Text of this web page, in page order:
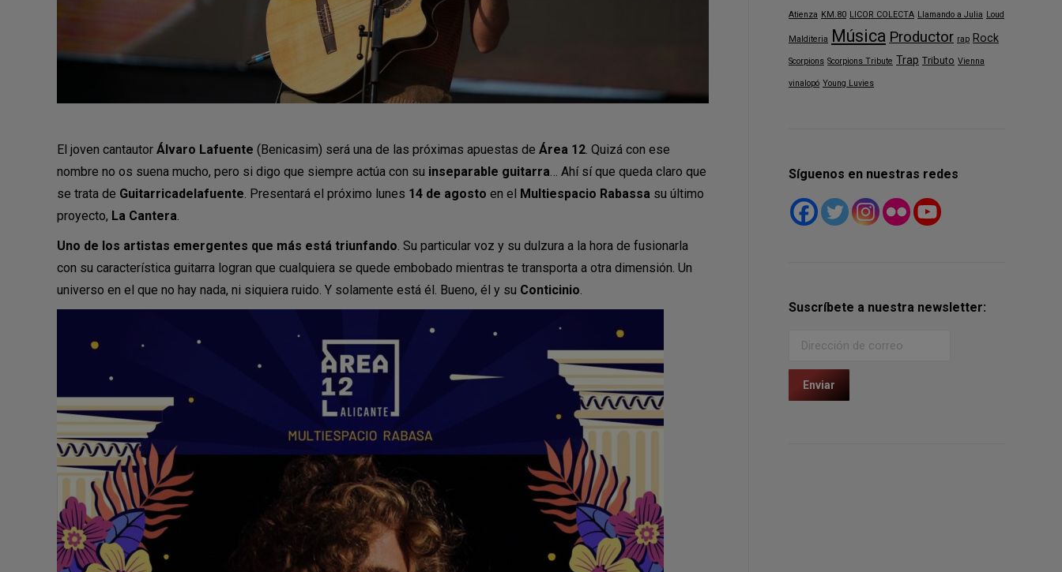
El joven cantautor Álvaro Lafuente (Benicasim) será una de las próximas apuestas de Área 12 . Quizá con ese
nombre no os suena mucho, pero si digo que siempre actúa con su inseparable guitarra … Ahí sí que queda claro que
se trata de Guitarricadelafuente . Presentará el próximo lunes 14 de agosto en el Multiespacio Rabassa su último
proyecto, La Cantera
Uno de los artistas emergentes que más está triunfando . Su particular voz y su dulzura a la hora de fusionarla
con su característica guitarra logran que cualquiera se quede embobado mientras te transporta a otra dimensión. Un
universo en el que no hay nada, ni siquiera ruido. Y solamente está él. Bueno, él y su Conticinio
Atienza KM.80 LICOR COLECTA Llamando a Julia Loud
Malditeria Música Productor rap Rock
Scorpions Scorpions Tribute Trap Tributo Vienna
vinalopó Young Luvies
Síguenos en nuestras redes
Suscríbete a nuestra newsletter: